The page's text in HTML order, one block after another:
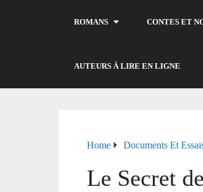
ROMANS CONTES ET
AUTEURS À LIRE EN LIGNE
Home Documents Et
Le Secret